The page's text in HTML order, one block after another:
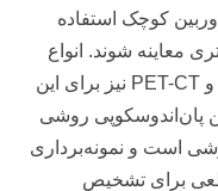
کوچک استفاده
معاینه شوند. انواع
روش‌های تصویربرداری مانند MRI، CT و PET-CT نیز برای این
پان‌اندوسکوپی روشی
است و نمونه‌برداری
برای تشخیص